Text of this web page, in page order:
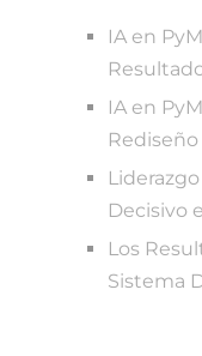
IA en
IA en
Decisivo
Los
Sistema